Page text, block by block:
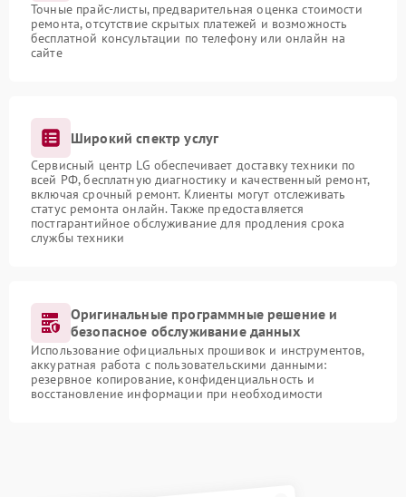
Точные прайс-листы, предварительная оценка стоимости
ремонта, отсутствие скрытых платежей и возможность
бесплатной консультации по телефону или онлайн на
сайте
Широкий спектр услуг
Сервисный центр LG обеспечивает доставку техники по
всей РФ, бесплатную диагностику и качественный ремонт,
включая срочный ремонт. Клиенты могут отслеживать
статус ремонта онлайн. Также предоставляется
постгарантийное обслуживание для продления срока
службы техники
Оригинальные программные решение и
безопасное обслуживание данных
Использование официальных прошивок и инструментов,
аккуратная работа с пользовательскими данными:
резервное копирование, конфиденциальность и
восстановление информации при необходимости